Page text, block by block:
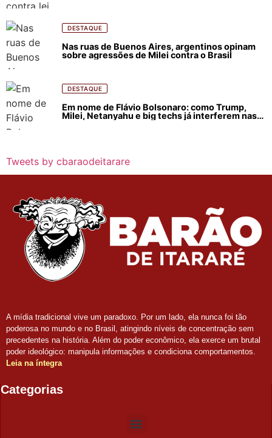
DESTAQUE
Nas ruas de Buenos Aires, argentinos opinam
sobre agressões de Milei contra o Brasil
DESTAQUE
Em nome de Flávio Bolsonaro: como Trump,
Milei, Netanyahu e big techs já interferem nas
Tweets by cbaraodeitarare
A mídia tradicional vive um paradoxo. Por um lado, ela nunca foi tão
poderosa no mundo e no Brasil, atingindo níveis de concentração sem
precedentes na história. Além do poder econômico, ela exerce um brutal
poder ideológico: manipula informações e condiciona comportamentos.
Leia na íntegra
Categorias